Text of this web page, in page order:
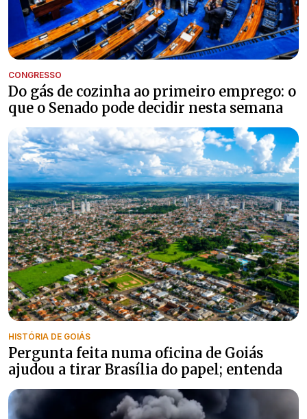
CONGRESSO
Do gás de cozinha ao primeiro emprego: o
que o Senado pode decidir nesta semana
HISTÓRIA DE GOIÁS
Pergunta feita numa oficina de Goiás
ajudou a tirar Brasília do papel; entenda